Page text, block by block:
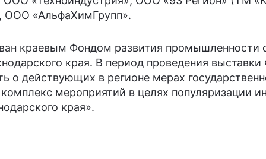
«АльфаХимГрупп».
краевым Фондом развития промышленности
края. В период проведения
о действующих в регионе мерах
мероприятий в целях популяризации
края».